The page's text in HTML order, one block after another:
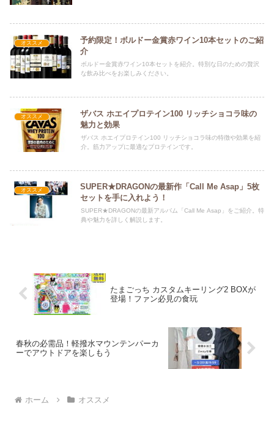
オススメ
予約限定！ボルドー金賞赤ワイン10本セットのご紹
介
ボルドー金賞赤ワイン10本セットを紹介。特別な日のための贅沢
な飲み比べをお楽しみください。
オススメ
ザバス ホエイプロテイン100 リッチショコラ味の
魅力と効果
ザバス ホエイプロテイン100 リッチショコラ味の特徴や効果を紹
介。筋力アップに最適なプロテインです。
オススメ
SUPER★DRAGONの最新作「Call Me Asap」5枚
セットを手に入れよう！
SUPER★DRAGONの最新アルバム「Call Me Asap」をご紹介。特
典や魅力を詳しく解説します。
たまごっち カスタムキーリング2 BOXが
登場！ファン必見の食玩
春秋の必需品！軽撥水マウンテンパーカ
ーでアウトドアを楽しもう
ホーム オススメ